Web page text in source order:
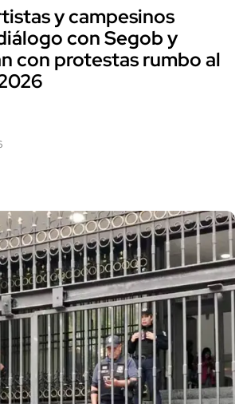
y campesinos
con Segob y
con protestas rumbo al